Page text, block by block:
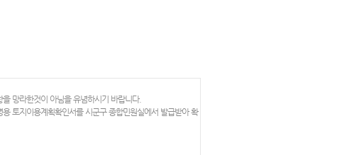
망라한것이 아님을 유념하시기 바랍니다.
토지이용계획확인서를 시군구 종합민원실에서 발급받아 확